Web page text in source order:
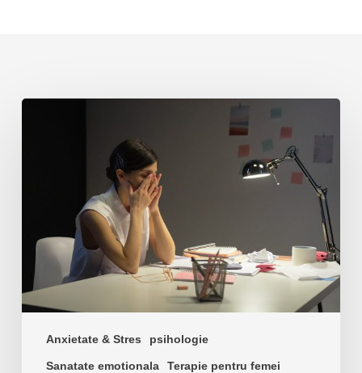
Anxietate & Stres psihologie
Sanatate emotionala Terapie pentru femei